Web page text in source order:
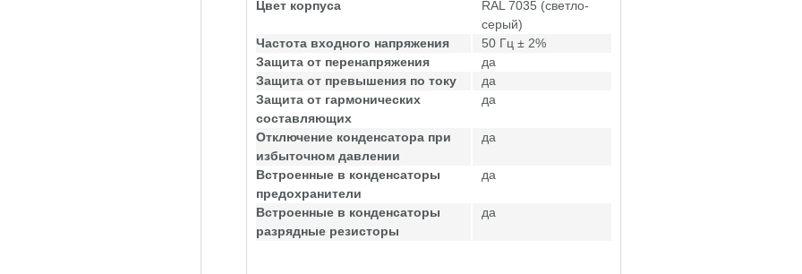
Цвет корпуса
RAL 7035 (светло-
серый)
Частота входного напряжения
50 Гц ± 2%
Защита от перенапряжения
да
Защита от превышения по току
да
Защита от гармонических
составляющих
да
Отключение конденсатора при
избыточном давлении
да
Встроенные в конденсаторы
предохранители
да
Встроенные в конденсаторы
разрядные резисторы
да